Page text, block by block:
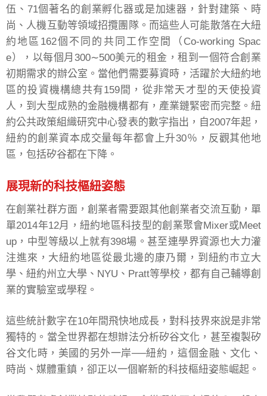
伍、71個著名的創業孵化器或是加速器，針對建築、時
尚、人機互動等領域招攬團隊。而這些人可能散落在大紐
約地區162個不同的共同工作空間（Co-working Spac
e），以每個月300∼500美元的租金，租到一個符合創業
初期需求的辦公室。當他們需要募資時，活躍於大紐約地
區的投資機構總共有159間，從非常天才型的天使投資
人，到大型成熟的金融機構都有，產業鏈緊密而完整。紐
約公共政策組織研究中心發表的數字指出，自2007年起，
紐約的創業資本成交量每年都會上升30％，反觀其他地
區，包括矽谷都在下降。
展現新的科技樞紐姿態
在創業社群方面，創業者需要跟其他創業者交流互動，單
單2014年12月，紐約地區科技型的創業聚會Mixer或Meet
up，中型等級以上就有398場。甚至連學界資源也大力灌
注進來，大紐約地區從最北邊的康乃爾，到紐約市立大
學、紐約州立大學、NYU、Pratt等學校，都有自己輔導創
業的實驗室或學程。
這些統計數字在10年間飛快地成長，對科技界來說是非常
獨特的。當全世界都在想辦法分析矽谷文化，甚至複製矽
谷文化時，美國的另外一岸──紐約，這個金融、文化、
時尚、媒體重鎮，卻正以一個嶄新的科技樞紐姿態崛起。